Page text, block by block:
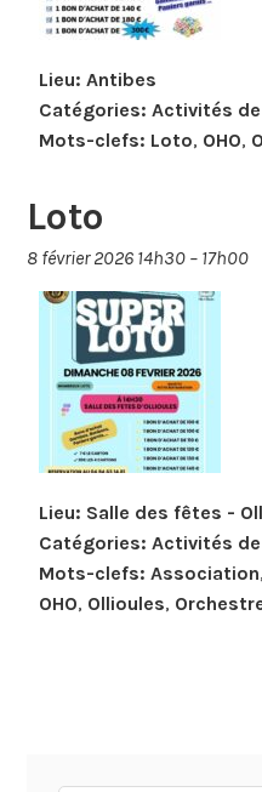
Lieu: Antibes
Catégories: Activités
Mots-clefs: Loto, OHO,
Loto
8 février 2026 14h30 – 17h00
Lieu: Salle des fêtes -
Catégories: Activités
Mots-clefs: Association,
OHO, Ollioules,